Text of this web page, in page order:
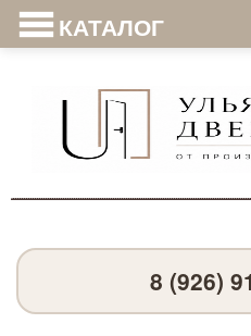
КАТАЛОГ
8 (926)